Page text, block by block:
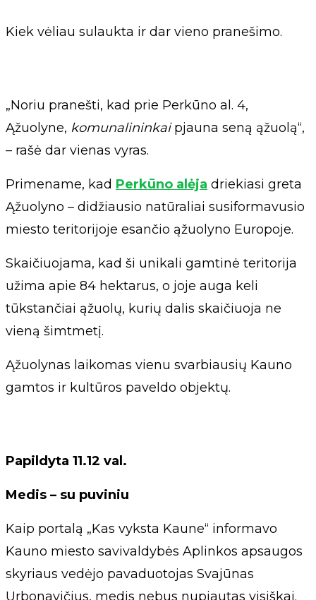
Kiek vėliau sulaukta ir dar vieno pranešimo.
„Noriu pranešti, kad prie Perkūno al. 4,
Ąžuolyne, komunalininkaipjauna seną ąžuolą“,
– rašė dar vienas vyras.
Primename, kad Perkūno alėja driekiasi greta
Ąžuolyno – didžiausio natūraliai susiformavusio
miesto teritorijoje esančio ąžuolyno Europoje.
Skaičiuojama, kad ši unikali gamtinė teritorija
užima apie 84 hektarus, o joje auga keli
tūkstančiai ąžuolų, kurių dalis skaičiuoja ne
vieną šimtmetį.
Ąžuolynas laikomas vienu svarbiausių Kauno
gamtos ir kultūros paveldo objektų.
Papildyta 11.12 val.
Medis – su puviniu
Kaip portalą „Kas vyksta Kaune“ informavo
Kauno miesto savivaldybės Aplinkos apsaugos
skyriaus vedėjo pavaduotojas Svajūnas
Urbonavičius, medis nebus nupjautas visiškai.